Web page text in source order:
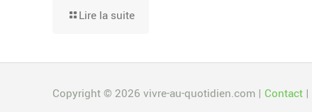
Lire la suite
Copyright © 2026 vivre-au-quotidien.com | Contact |